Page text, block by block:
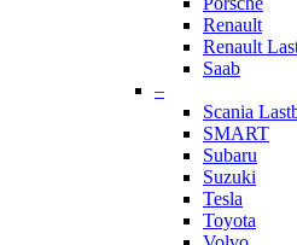
Renault
Renault
Saab
–
Scania
SMART
Subaru
Suzuki
Tesla
Toyota